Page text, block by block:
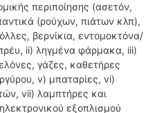
περιποίησης (ασετόν,
(ρούχων, πιάτων κλπ),
βερνίκια, εντομοκτόνα/
ii) ληγμένα φάρμακα, iii)
γάζες, καθετήρες
v) μπαταρίες, vi)
vii) λαμπτήρες και
εξοπλισμού